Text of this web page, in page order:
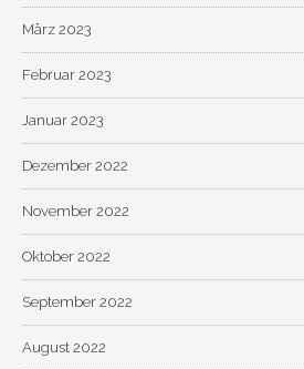
März 2023
Februar 2023
Januar 2023
Dezember 2022
November 2022
Oktober 2022
September 2022
August 2022